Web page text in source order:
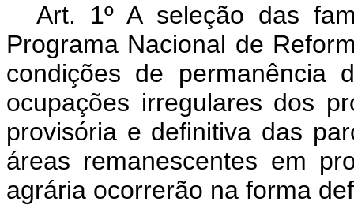
Art. 1º A seleção das
Programa Nacional de
condições de permanência
ocupações irregulares dos
provisória e definitiva das
áreas remanescentes em
agrária ocorrerão na forma